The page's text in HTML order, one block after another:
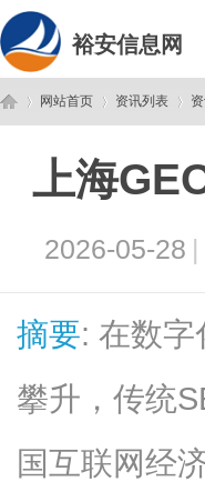
裕安信息网
网站首页
›
资讯列表
›
上海
2026-05-28 |
摘要: 在数
攀升，传统
国互联网经